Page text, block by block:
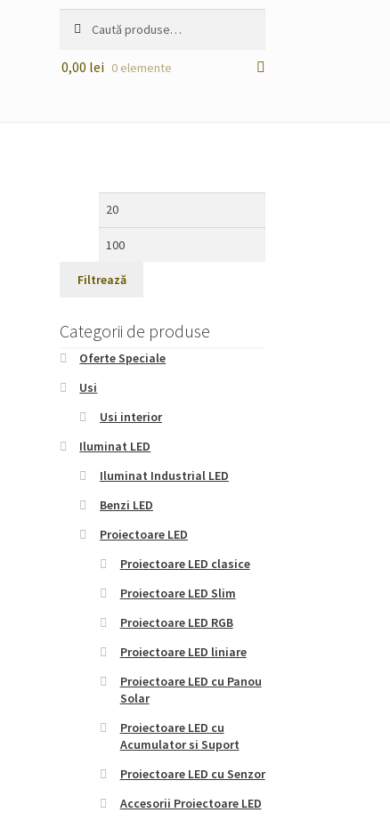
după:
0,00 lei 0 elemente
Preț
Filtrează
Categorii de produse
Oferte Speciale
Usi
Usi interior
Iluminat LED
Iluminat Industrial LED
Benzi LED
Proiectoare LED
Proiectoare LED clasice
Proiectoare LED Slim
Proiectoare LED RGB
Proiectoare LED liniare
Proiectoare LED cu Panou
Solar
Proiectoare LED cu
Acumulator si Suport
Proiectoare LED cu Senzor
Accesorii Proiectoare LED